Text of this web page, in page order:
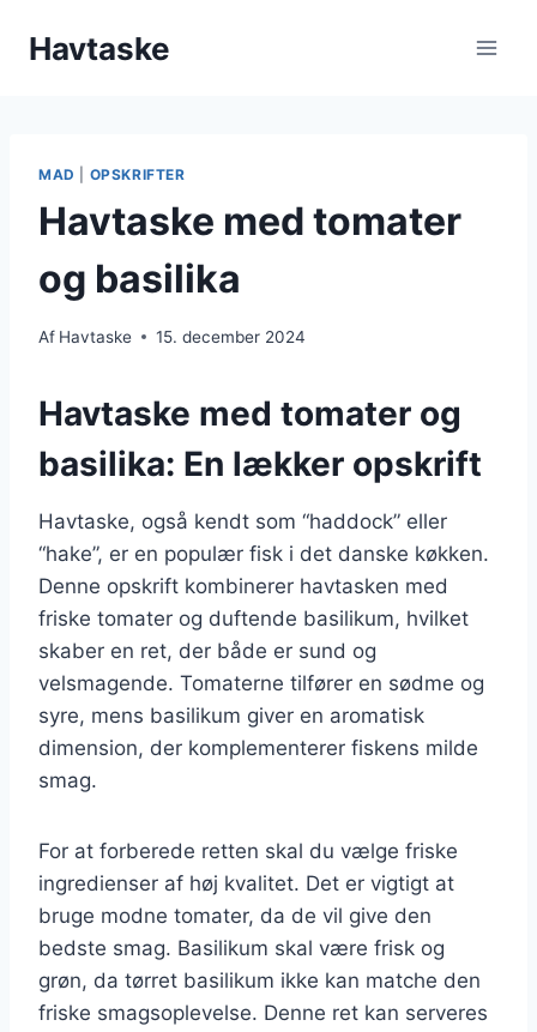
Havtaske
MAD OPSKRIFTER
Havtaske med tomater
og basilika
Af Havtaske 15. december 2024
Havtaske med tomater og
basilika: En lækker opskrift
Havtaske, også kendt som “haddock” eller
“hake”, er en populær fisk i det danske køkken.
Denne opskrift kombinerer havtasken med
friske tomater og duftende basilikum, hvilket
skaber en ret, der både er sund og
velsmagende. Tomaterne tilfører en sødme og
syre, mens basilikum giver en aromatisk
dimension, der komplementerer fiskens milde
smag.
For at forberede retten skal du vælge friske
ingredienser af høj kvalitet. Det er vigtigt at
bruge modne tomater, da de vil give den
bedste smag. Basilikum skal være frisk og
grøn, da tørret basilikum ikke kan matche den
friske smagsoplevelse. Denne ret kan serveres